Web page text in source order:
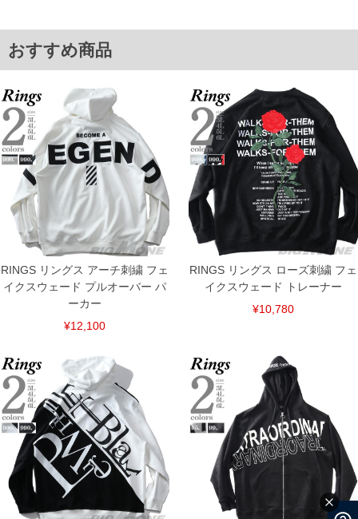
ITEM INTRODUCTION
COLOR VARIATION
おすすめ商品
RINGS リングス アーチ刺繍 フェ
イクスウェード プルオーバー パ
ーカー
¥12,100
RINGS リングス ローズ刺繍 フェ
イクスウェード トレーナー
¥10,780